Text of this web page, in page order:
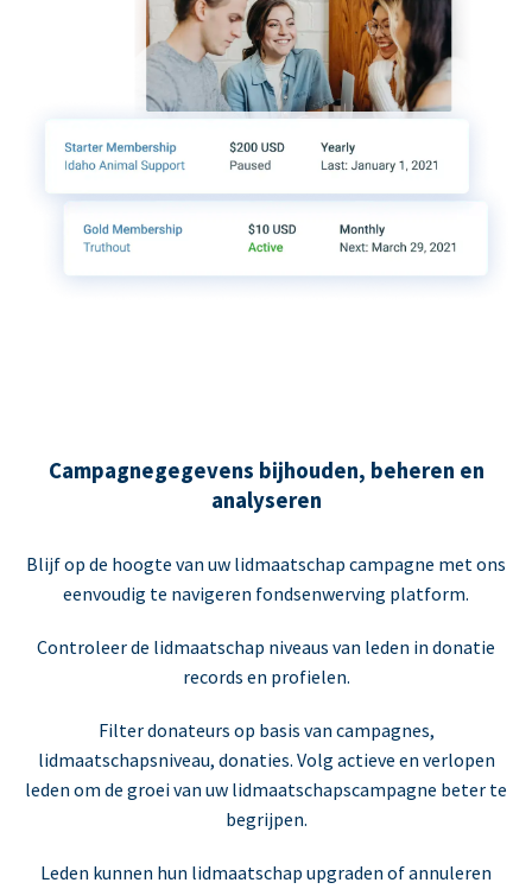
Campagnegegevens bijhouden, beheren en
analyseren
Blijf op de hoogte van uw lidmaatschap campagne met ons
eenvoudig te navigeren fondsenwerving platform.
Controleer de lidmaatschap niveaus van leden in donatie
records en profielen.
Filter donateurs op basis van campagnes,
lidmaatschapsniveau, donaties. Volg actieve en verlopen
leden om de groei van uw lidmaatschapscampagne beter te
begrijpen.
Leden kunnen hun lidmaatschap upgraden of annuleren